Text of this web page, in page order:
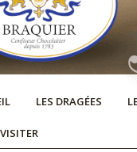
LES DRAGÉES